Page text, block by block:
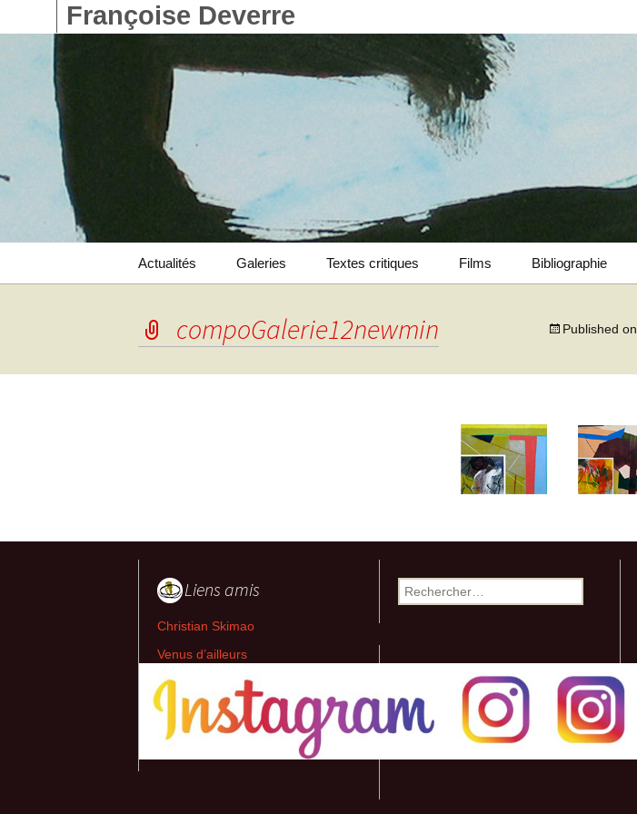
Françoise Deverre
Actualités Galeries
Zones d’influences
intemporelles &
2021 Episodes
contextuels & Inter-
2018-2020 Espaces
2016-2018 Lignes
Inversions
2013-2014 Champs
réflexifs & Contiguïtés
Livres d’artistes
2009-2016 Choix
Textes critiques Films Bibliographie
compoGalerie12newmin Published on
Liens amis
Christian Skimao
Venus d’ailleurs
Jean-Pierre Bourquin
Marie Cécile Aptel
Jean-Pierre Loubat
Rechercher :